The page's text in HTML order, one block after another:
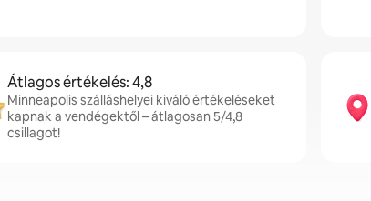
Átlagos értékelés: 4,8
Minneapolis szálláshelyei kiváló értékeléseket
kapnak a vendégektől – átlagosan 5/4,8
csillagot!